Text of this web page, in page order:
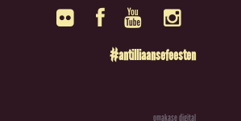
#antilliaansefeesten
omakase digital